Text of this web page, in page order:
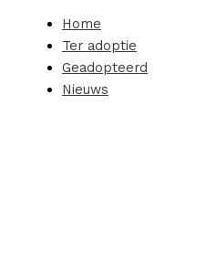
Home
Ter adoptie
Geadopteerd
Nieuws